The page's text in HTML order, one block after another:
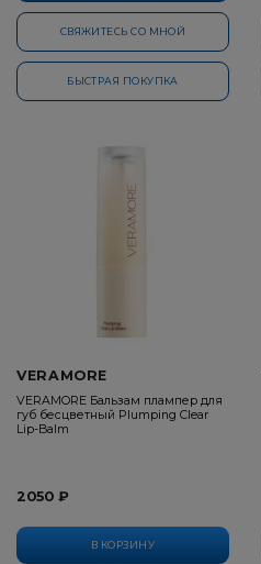
СВЯЖИТЕСЬ СО МНОЙ
БЫСТРАЯ ПОКУПКА
В КОРЗИНУ
VERAMORE
VERAMORE Бальзам плампер для
губ бесцветный Plumping Clear
Lip-Balm
2050 ₽